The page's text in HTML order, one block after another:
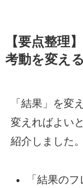
【要点整理】
考動を変え
「結果」を変
変えればよい
紹介しました。
「結果の